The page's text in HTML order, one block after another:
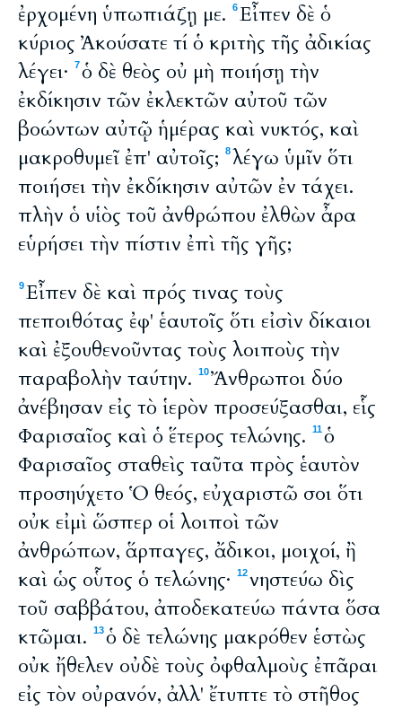
ἐρχομένη ὑπωπιάζῃ με.
6Εἶπεν δὲ ὁ
κύριος Ἀκούσατε τί ὁ κριτὴς τῆς ἀδικίας
λέγει·
7ὁ δὲ θεὸς οὐ μὴ ποιήσῃ τὴν
ἐκδίκησιν τῶν ἐκλεκτῶν αὐτοῦ τῶν
βοώντων αὐτῷ ἡμέρας καὶ νυκτός, καὶ
μακροθυμεῖ ἐπ' αὐτοῖς;
8λέγω ὑμῖν ὅτι
ποιήσει τὴν ἐκδίκησιν αὐτῶν ἐν τάχει.
πλὴν ὁ υἱὸς τοῦ ἀνθρώπου ἐλθὼν ἆρα
εὑρήσει τὴν πίστιν ἐπὶ τῆς γῆς;
9Εἶπεν δὲ καὶ πρός τινας τοὺς
πεποιθότας ἐφ' ἑαυτοῖς ὅτι εἰσὶν δίκαιοι
καὶ ἐξουθενοῦντας τοὺς λοιποὺς τὴν
παραβολὴν ταύτην.
10Ἄνθρωποι δύο
ἀνέβησαν εἰς τὸ ἱερὸν προσεύξασθαι, εἷς
Φαρισαῖος καὶ ὁ ἕτερος τελώνης.
11ὁ
Φαρισαῖος σταθεὶς ταῦτα πρὸς ἑαυτὸν
προσηύχετο Ὁ θεός, εὐχαριστῶ σοι ὅτι
οὐκ εἰμὶ ὥσπερ οἱ λοιποὶ τῶν
ἀνθρώπων, ἅρπαγες, ἄδικοι, μοιχοί, ἢ
καὶ ὡς οὗτος ὁ τελώνης·
12νηστεύω δὶς
τοῦ σαββάτου, ἀποδεκατεύω πάντα ὅσα
κτῶμαι.
13ὁ δὲ τελώνης μακρόθεν ἑστὼς
οὐκ ἤθελεν οὐδὲ τοὺς ὀφθαλμοὺς ἐπᾶραι
εἰς τὸν οὐρανόν, ἀλλ' ἔτυπτε τὸ στῆθος